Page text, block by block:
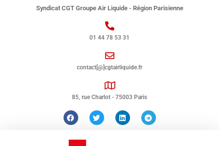
Syndicat CGT Groupe Air Liquide - Région Parisienne
01 44 78 53 31
contact[@]cgtairliquide.fr
85, rue Charlot - 75003 Paris